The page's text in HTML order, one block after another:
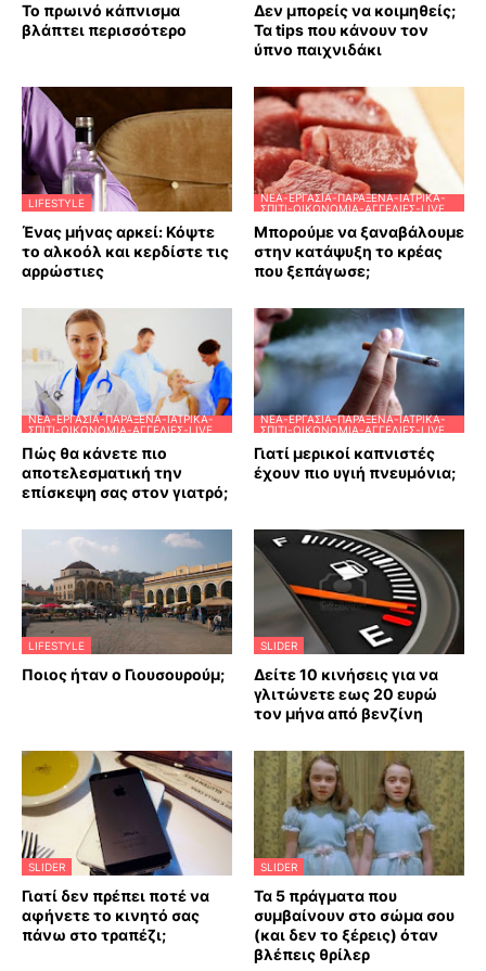
Το πρωινό κάπνισμα
βλάπτει περισσότερο
Δεν μπορείς να κοιμηθείς;
Τα tips που κάνουν τον
ύπνο παιχνιδάκι
LIFESTYLE
Ένας μήνας αρκεί: Κόψτε
το αλκοόλ και κερδίστε τις
αρρώστιες
ΝΈΑ-ΕΡΓΑΣΊΑ-ΠΑΡΆΞΕΝΑ-ΙΑΤΡΙΚΆ-
ΣΠΊΤΙ-ΟΙΚΟΝΟΜΊΑ-ΑΓΓΕΛΊΕΣ-LIVE
Μπορούμε να ξαναβάλουμε
στην κατάψυξη το κρέας
που ξεπάγωσε;
ΝΈΑ-ΕΡΓΑΣΊΑ-ΠΑΡΆΞΕΝΑ-ΙΑΤΡΙΚΆ-
ΣΠΊΤΙ-ΟΙΚΟΝΟΜΊΑ-ΑΓΓΕΛΊΕΣ-LIVE
Πώς θα κάνετε πιο
αποτελεσματική την
επίσκεψη σας στον γιατρό;
ΝΈΑ-ΕΡΓΑΣΊΑ-ΠΑΡΆΞΕΝΑ-ΙΑΤΡΙΚΆ-
ΣΠΊΤΙ-ΟΙΚΟΝΟΜΊΑ-ΑΓΓΕΛΊΕΣ-LIVE
Γιατί μερικοί καπνιστές
έχουν πιο υγιή πνευμόνια;
LIFESTYLE
Ποιος ήταν ο Γιουσουρούμ;
SLIDER
Δείτε 10 κινήσεις για να
γλιτώνετε εως 20 ευρώ
τον μήνα από βενζίνη
SLIDER
Γιατί δεν πρέπει ποτέ να
αφήνετε το κινητό σας
πάνω στο τραπέζι;
SLIDER
Τα 5 πράγματα που
συμβαίνουν στο σώμα σου
(και δεν το ξέρεις) όταν
βλέπεις θρίλερ